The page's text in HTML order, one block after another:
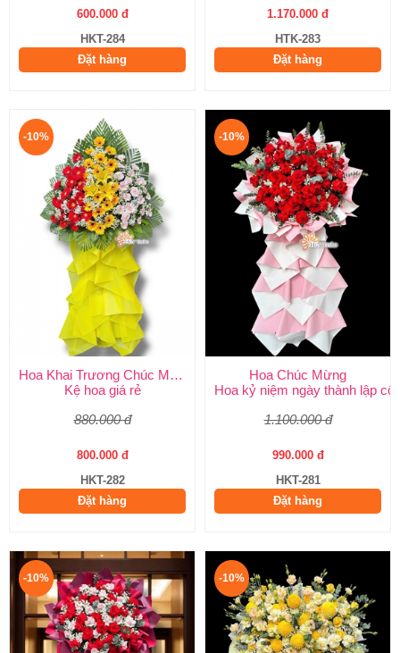
600.000 đ
HKT-284
Đặt hàng
1.170.000 đ
HTK-283
Đặt hàng
-10%
Hoa Khai Trương Chúc Mừng
Kệ hoa giá rẻ
880.000 đ
800.000 đ
HKT-282
Đặt hàng
-10%
Hoa Chúc Mừng
Hoa kỷ niệm ngày thành lập
1.100.000 đ
990.000 đ
HKT-281
Đặt hàng
-10% -10%